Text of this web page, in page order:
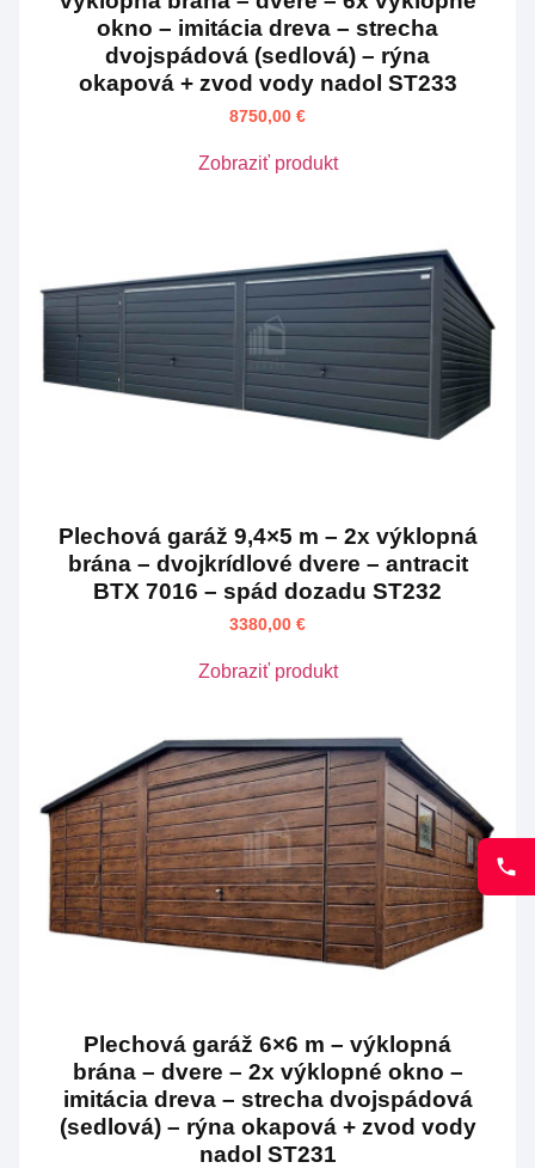
okno – imitácia dreva – strecha
dvojspádová (sedlová) – rýna
okapová + zvod vody nadol ST233
8750,00 €
Zobraziť produkt
Plechová garáž 9,4×5 m – 2x výklopná
brána – dvojkrídlové dvere – antracit
BTX 7016 – spád dozadu ST232
3380,00 €
Zobraziť produkt
Plechová garáž 6×6 m – výklopná
brána – dvere – 2x výklopné okno –
imitácia dreva – strecha dvojspádová
(sedlová) – rýna okapová + zvod vody
nadol ST231